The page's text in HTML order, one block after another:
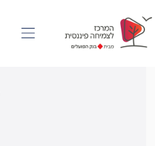
לראש
העמוד
to
main
content
to
footer